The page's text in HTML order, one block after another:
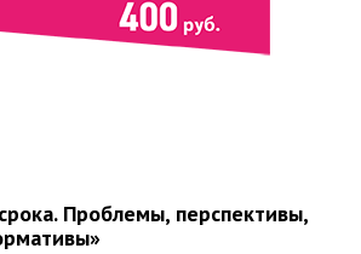
Проблемы, перспективы,